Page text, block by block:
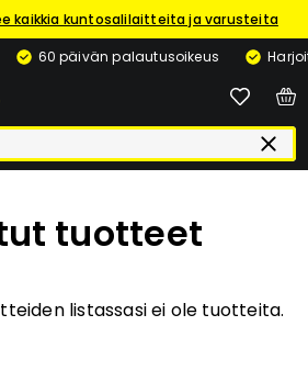
kaikkia kuntosalilaitteita ja varusteita
60 päivän palautusoikeus
tuotteet
listassasi ei ole tuotteita.